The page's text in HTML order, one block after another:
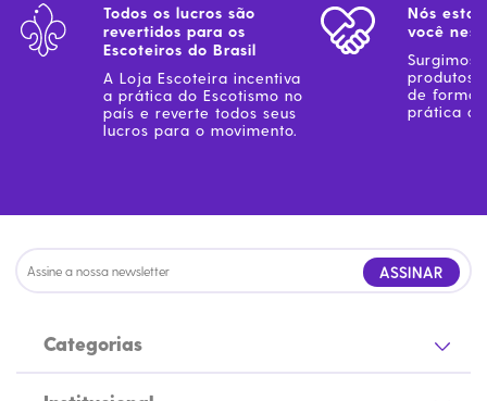
Todos os lucros são
revertidos para os
Escoteiros do Brasil
A Loja Escoteira incentiva
a prática do Escotismo no
país e reverte todos seus
lucros para o movimento.
Nós
você
Surgimos
produtos
de forma
prática
ASSINAR
Categorias